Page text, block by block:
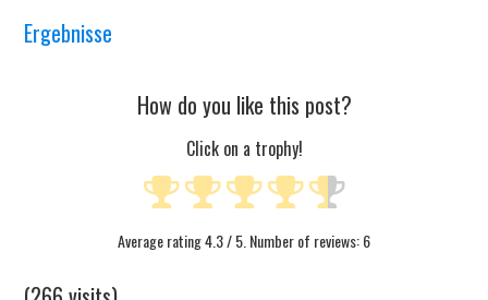
Ergebnisse
How do you like this post?
Click on a trophy!
Average rating4.3/ 5. Number of reviews:6